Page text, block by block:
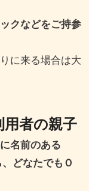
クなどをご持参
に来る場合は大
者の親子
名前のある
どなたでもＯ